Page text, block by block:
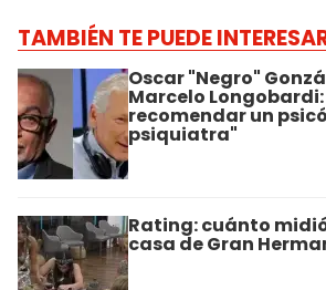
TAMBIÉN TE PUEDE
Oscar "Negro"
Marcelo Longobardi:
recomendar un
psiquiatra"
Rating: cuánto
casa de Gran